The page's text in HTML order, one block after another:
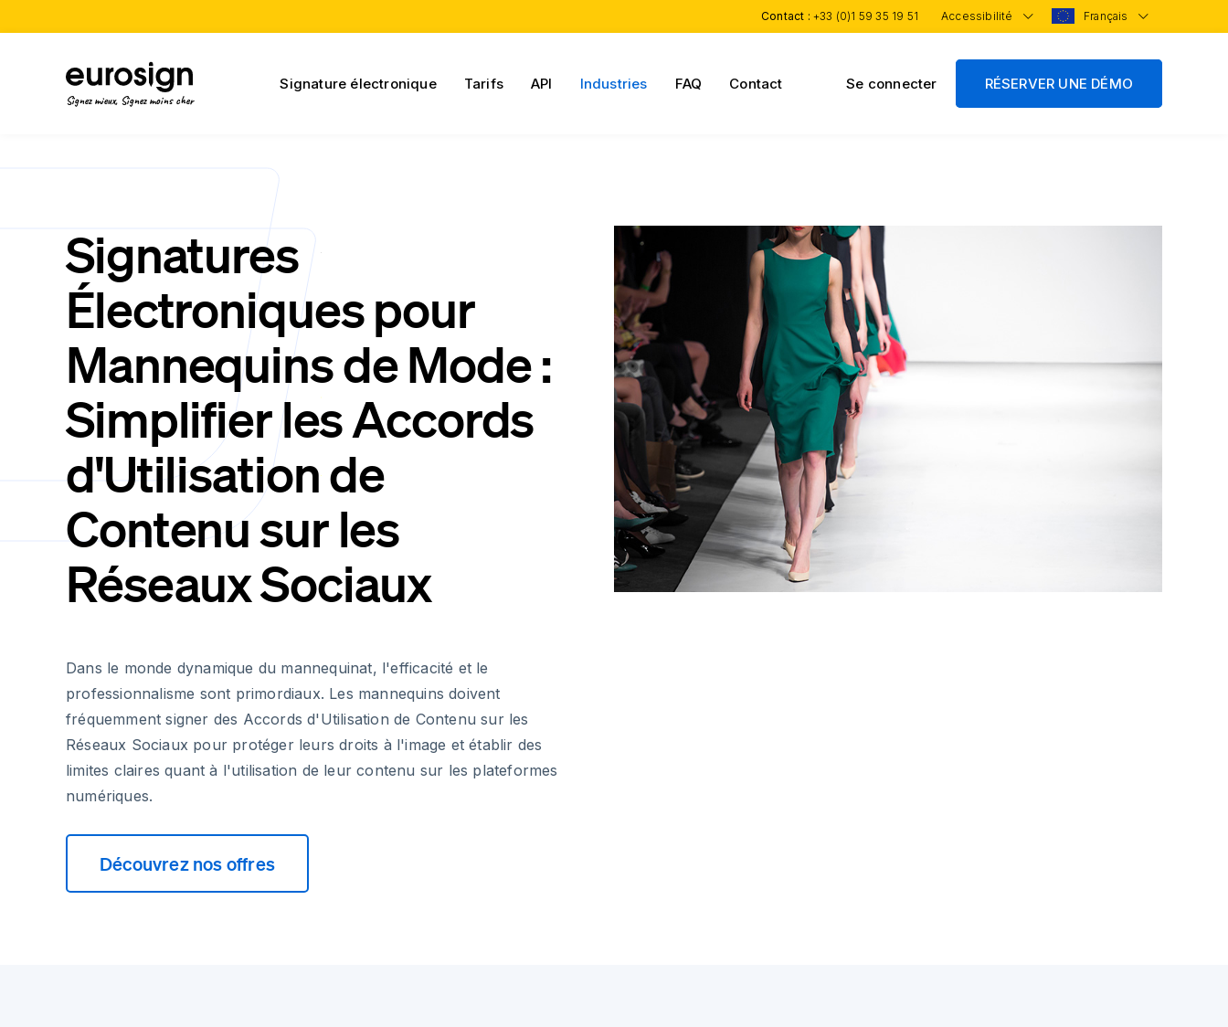
Contact : +33 (0)1 59 35 19 51 Accessibilité Français
Signez mieux, Signez moins cher
Signature électronique Tarifs API Industries FAQ Contact Se connecter RÉSERVER UNE DÉMO
Signatures
Électroniques pour
Mannequins de Mode :
Simplifier les Accords
d'Utilisation de
Contenu sur les
Réseaux Sociaux
Dans le monde dynamique du mannequinat, l'efficacité et le
professionnalisme sont primordiaux. Les mannequins doivent
fréquemment signer des Accords d'Utilisation de Contenu sur les
Réseaux Sociaux pour protéger leurs droits à l'image et établir des
limites claires quant à l'utilisation de leur contenu sur les plateformes
numériques.
Découvrez nos offres